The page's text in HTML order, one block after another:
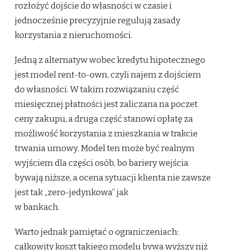
rozłożyć dojście do własności w czasie i
jednocześnie precyzyjnie regulują zasady
korzystania z nieruchomości.
Jedną z alternatyw wobec kredytu hipotecznego
jest model rent-to-own, czyli najem z dojściem
do własności. W takim rozwiązaniu część
miesięcznej płatności jest zaliczana na poczet
ceny zakupu, a druga część stanowi opłatę za
możliwość korzystania z mieszkania w trakcie
trwania umowy. Model ten może być realnym
wyjściem dla części osób, bo bariery wejścia
bywają niższe, a ocena sytuacji klienta nie zawsze
jest tak „zero-jedynkowa” jak
w bankach.
Warto jednak pamiętać o ograniczeniach:
całkowity koszt takiego modelu bywa wyższy niż